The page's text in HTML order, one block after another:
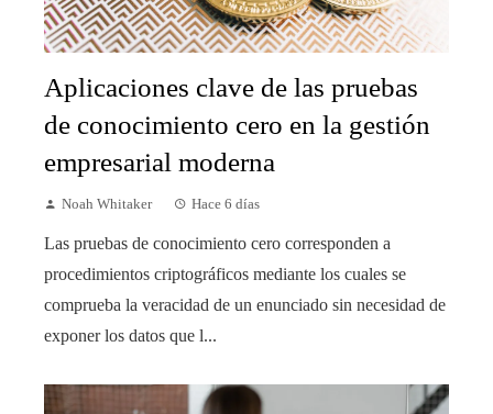
Aplicaciones clave de las pruebas
de conocimiento cero en la gestión
empresarial moderna
Noah Whitaker Hace 6 días
Las pruebas de conocimiento cero corresponden a
procedimientos criptográficos mediante los cuales se
comprueba la veracidad de un enunciado sin necesidad de
exponer los datos que l...